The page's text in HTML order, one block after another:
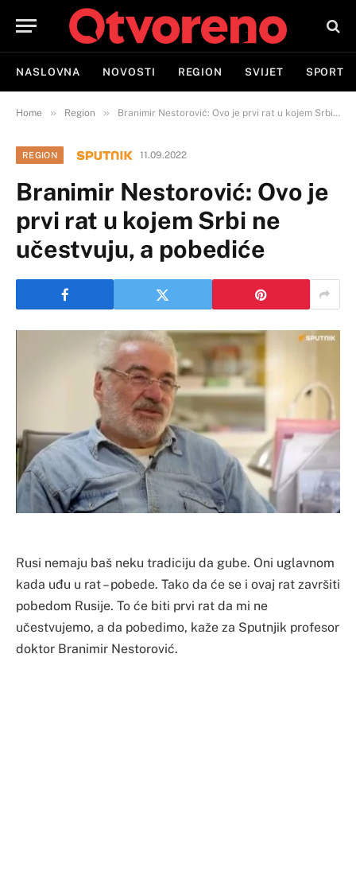
NASLOVNA NOVOSTI REGION SVIJET SPORT
Home » Region » Branimir Nestorović: Ovo je prvi rat u kojem Srbi ne učestvuju, a pobediće
REGION 11.09.2022
Branimir Nestorović: Ovo je
prvi rat u kojem Srbi ne
učestvuju, a pobediće
Rusi nemaju baš neku tradiciju da gube. Oni uglavnom
kada uđu u rat – pobede. Tako da će se i ovaj rat završiti
pobedom Rusije. To će biti prvi rat da mi ne
učestvujemo, a da pobedimo, kaže za Sputnjik profesor
doktor Branimir Nestorović.